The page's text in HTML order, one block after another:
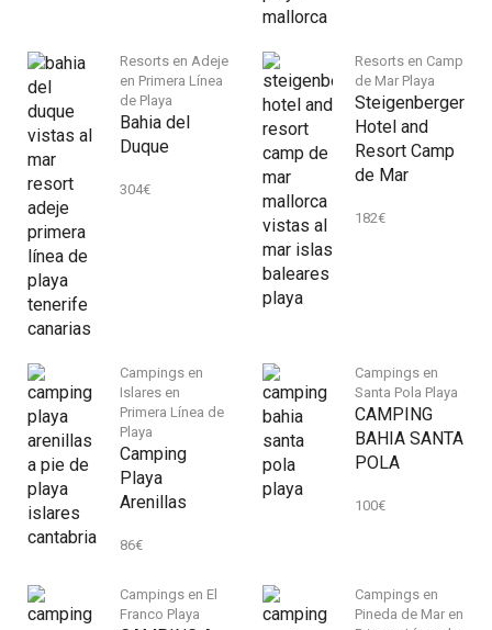
Resorts en Adeje
en Primera Línea
de Playa
Bahia del
Duque
304€
Resorts en Camp
de Mar Playa
Steigenberger
Hotel and
Resort Camp
de Mar
182€
Campings en
Islares en
Primera Línea de
Playa
Camping
Playa
Arenillas
86€
Campings en
Santa Pola Playa
CAMPING
BAHIA SANTA
POLA
100€
Campings en El
Franco Playa
Campings en
Pineda de Mar en